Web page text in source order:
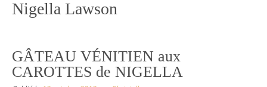
Nigella Lawson
GÂTEAU VÉNITIEN aux
CAROTTES de NIGELLA